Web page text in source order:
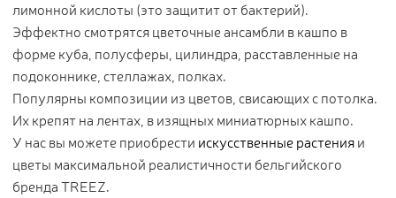
лимонной кислоты (это защитит от бактерий).
Эффектно смотрятся цветочные ансамбли в кашпо в
форме куба, полусферы, цилиндра, расставленные на
подоконнике, стеллажах, полках.
Популярны композиции из цветов, свисающих с потолка.
Их крепят на лентах, в изящных миниатюрных кашпо.
У нас вы можете приобрести искусственные растенияи
цветы максимальной реалистичности бельгийского
бренда TREEZ.